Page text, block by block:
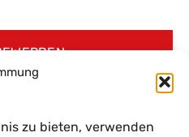
zu bieten, verwenden